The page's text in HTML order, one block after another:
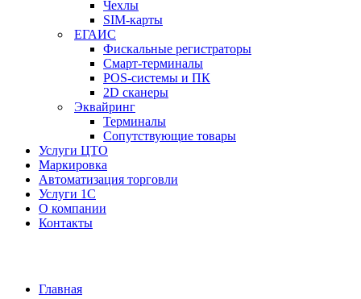
Чехлы
SIM-карты
ЕГАИС
Фискальные регистраторы
Смарт-терминалы
POS-системы и ПК
2D сканеры
Эквайринг
Терминалы
Сопутствующие товары
Услуги ЦТО
Маркировка
Автоматизация торговли
Услуги 1С
О компании
Контакты
Главная